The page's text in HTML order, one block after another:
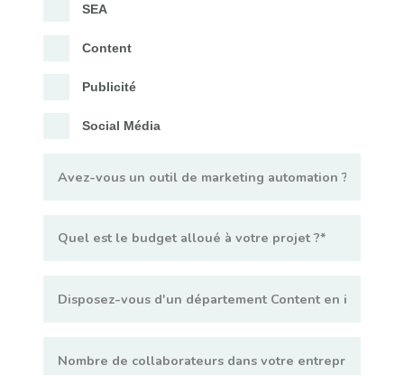
SEA
Content
Publicité
Social Média